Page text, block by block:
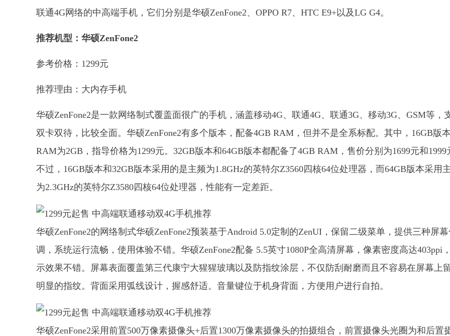
联通4G网络的中高端手机，它们分别是华硕ZenFone2、OPPO R7、HTC E9+以及LG G4。
推荐机型：华硕ZenFone2
参考价格：1299元
推荐理由：大内存手机
华硕ZenFone2是一款网络制式覆盖面很广的手机，涵盖移动4G、联通4G、联通3G、移动3G、GSM等，
双卡双待，比较全面。华硕ZenFone2有多个版本，配备4GB RAM，但并不是全系标配。其中，16GB版
RAM为2GB，指导价格为1299元。32GB版本和64GB版本都配备了4GB RAM，售价分别为1699元和1999
不过，16GB版本和32GB版本采用的是主频为1.8GHz的英特尔Z3560四核64位处理器，而64GB版本采用
为2.3GHz的英特尔Z3580四核64位处理器，性能有一定差距。
华硕ZenFone2的网络制式华硕ZenFone2预装基于Android 5.0定制的ZenUI，保留二级菜单，提供三种屏
调，系统运行流畅，使用体验不错。华硕ZenFone2配备 5.5英寸1080P全高清屏幕，像素密度高达403ppi
示效果不错。屏幕表面覆盖第三代康宁大猩猩玻璃以及防指纹涂层，不仅防刮耐磨而且不容易在屏幕上
明显的指纹。背面采用弧线设计，握感舒适。音量键位于机身背面，方便用户进行自拍。
华硕ZenFone2采用前置500万像素摄像头+后置1300万像素摄像头的拍摄组合，前置摄像头光圈为和后置